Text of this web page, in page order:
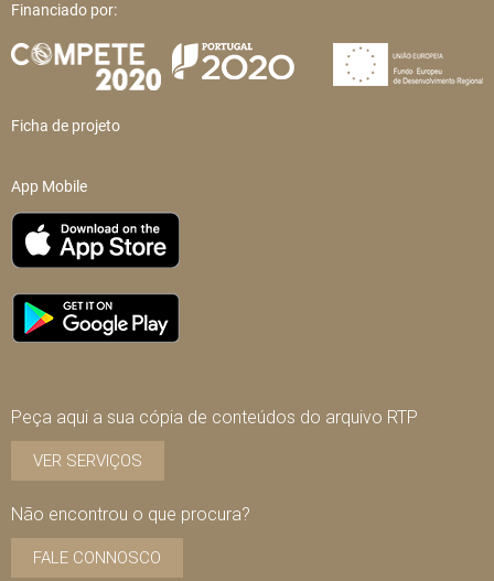
Financiado por:
Ficha de projeto
App Mobile
Peça aqui a sua cópia de conteúdos do arquivo RTP
VER SERVIÇOS
Não encontrou o que procura?
FALE CONNOSCO